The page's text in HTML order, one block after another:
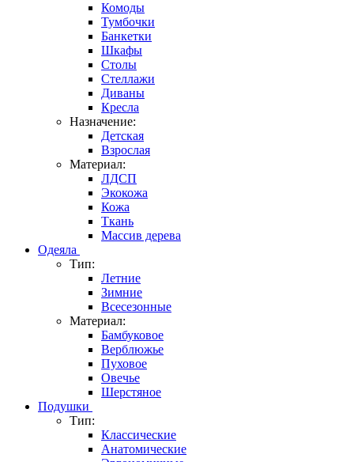
Комоды
Тумбочки
Банкетки
Шкафы
Столы
Стеллажи
Диваны
Кресла
Назначение:
Детская
Взрослая
Материал:
ЛДСП
Экокожа
Кожа
Ткань
Массив дерева
Одеяла
Тип:
Летние
Зимние
Всесезонные
Материал:
Бамбуковое
Верблюжье
Пуховое
Овечье
Шерстяное
Подушки
Тип:
Классические
Анатомические